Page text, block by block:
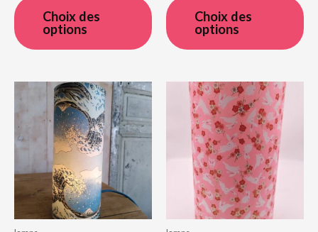
Choix des
options
produit
a
plusieurs
Les
options
être
du
Choix des
options
a
du